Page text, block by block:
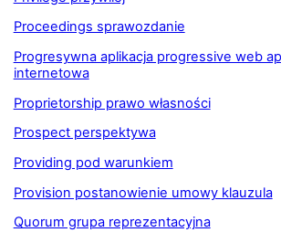
Proceedings sprawozdanie
Progresywna aplikacja progressive web
internetowa
Proprietorship prawo własności
Prospect perspektywa
Providing pod warunkiem
Provision postanowienie umowy klauzula
Quorum grupa reprezentacyjna